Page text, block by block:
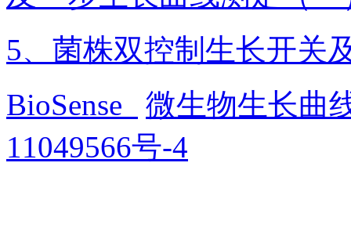
5、菌株双控制生长开关
BioSense
微生物生长曲
11049566号-4